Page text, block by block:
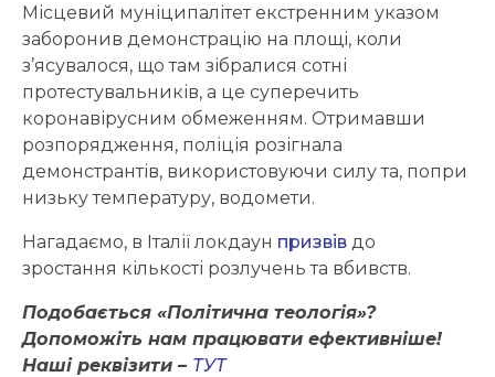
Місцевий муніципалітет екстренним указом
заборонив демонстрацію на площі, коли
з’ясувалося, що там зібралися сотні
протестувальників, а це суперечить
коронавірусним обмеженням. Отримавши
розпорядження, поліція розігнала
демонстрантів, використовуючи силу та, попри
низьку температуру, водомети.
Нагадаємо, в Італії локдаун призвів до
зростання кількості розлучень та вбивств.
Подобається «Політична теологія»?
Допоможіть нам працювати ефективніше!
Наші реквізити – ТУТ